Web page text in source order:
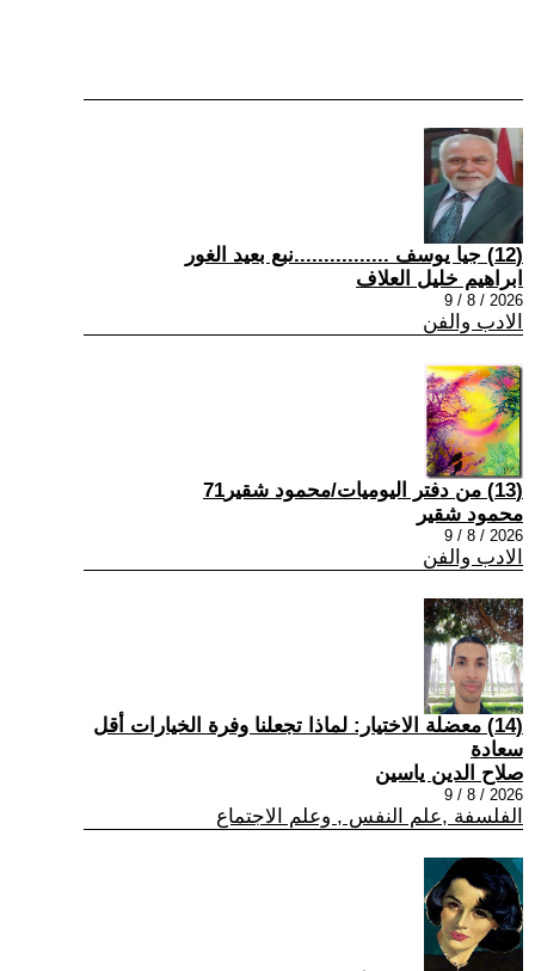
(12) جيا يوسف ................نبع بعيد الغور
ابراهيم خليل العلاف
2026 / 8 / 9
الادب والفن
(13) من دفتر اليوميات/محمود شقير71
محمود شقير
2026 / 8 / 9
الادب والفن
(14) معضلة الاختيار: لماذا تجعلنا وفرة الخيارات أقل
سعادة
صلاح الدين ياسين
2026 / 8 / 9
الفلسفة ,علم النفس , وعلم الاجتماع